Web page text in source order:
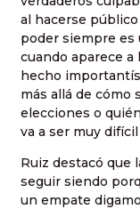
al hacerse
poder siempre es
cuando aparece a
hecho
más allá de cómo
elecciones o
va a ser muy
Ruiz destacó que
seguir siendo
un empate